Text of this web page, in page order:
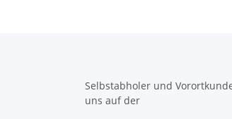
Selbstabholer und
uns auf der